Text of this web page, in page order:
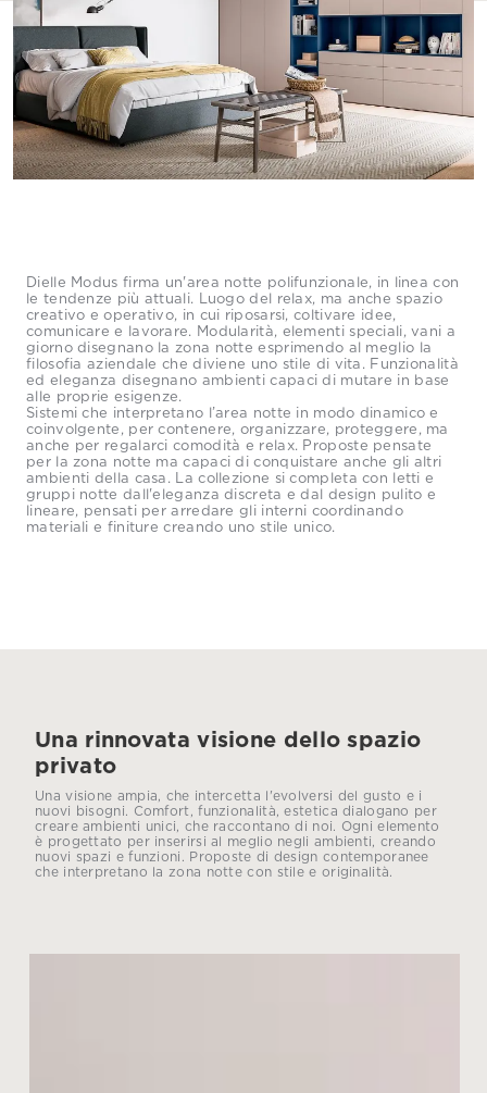
Dielle Modus firma un'area notte polifunzionale, in linea con
le tendenze più attuali. Luogo del relax, ma anche spazio
creativo e operativo, in cui riposarsi, coltivare idee,
comunicare e lavorare. Modularità, elementi speciali, vani a
giorno disegnano la zona notte esprimendo al meglio la
filosofia aziendale che diviene uno stile di vita. Funzionalità
ed eleganza disegnano ambienti capaci di mutare in base
alle proprie esigenze.
Sistemi che interpretano l’area notte in modo dinamico e
coinvolgente, per contenere, organizzare, proteggere, ma
anche per regalarci comodità e relax. Proposte pensate
per la zona notte ma capaci di conquistare anche gli altri
ambienti della casa. La collezione si completa con letti e
gruppi notte dall'eleganza discreta e dal design pulito e
lineare, pensati per arredare gli interni coordinando
materiali e finiture creando uno stile unico.
Una rinnovata visione dello spazio
privato
Una visione ampia, che intercetta l'evolversi del gusto e i
nuovi bisogni. Comfort, funzionalità, estetica dialogano per
creare ambienti unici, che raccontano di noi. Ogni elemento
è progettato per inserirsi al meglio negli ambienti, creando
nuovi spazi e funzioni. Proposte di design contemporanee
che interpretano la zona notte con stile e originalità.